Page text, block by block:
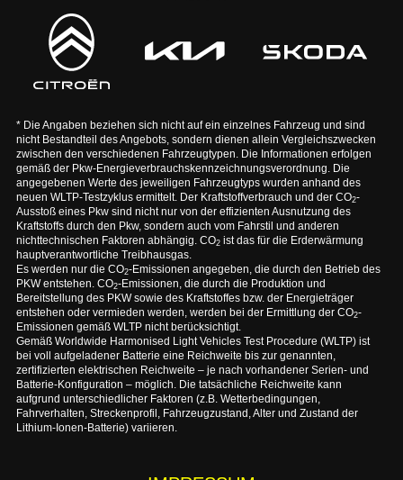
* Die Angaben beziehen sich nicht auf ein einzelnes Fahrzeug und sind
nicht Bestandteil des Angebots, sondern dienen allein Vergleichszwecken
zwischen den verschiedenen Fahrzeugtypen. Die Informationen erfolgen
gemäß der Pkw-Energieverbrauchskennzeichnungsverordnung. Die
angegebenen Werte des jeweiligen Fahrzeugtyps wurden anhand des
neuen WLTP-Testzyklus ermittelt. Der Kraftstoffverbrauch und der CO2-
Ausstoß eines Pkw sind nicht nur von der effizienten Ausnutzung des
Kraftstoffs durch den Pkw, sondern auch vom Fahrstil und anderen
nichttechnischen Faktoren abhängig. CO2ist das für die Erderwärmung
hauptverantwortliche Treibhausgas.
Es werden nur die CO2-Emissionen angegeben, die durch den Betrieb des
PKW entstehen. CO2-Emissionen, die durch die Produktion und
Bereitstellung des PKW sowie des Kraftstoffes bzw. der Energieträger
entstehen oder vermieden werden, werden bei der Ermittlung der CO2-
Emissionen gemäß WLTP nicht berücksichtigt.
Gemäß Worldwide Harmonised Light Vehicles Test Procedure (WLTP) ist
bei voll aufgeladener Batterie eine Reichweite bis zur genannten,
zertifizierten elektrischen Reichweite – je nach vorhandener Serien- und
Batterie-Konfiguration – möglich. Die tatsächliche Reichweite kann
aufgrund unterschiedlicher Faktoren (z.B. Wetterbedingungen,
Fahrverhalten, Streckenprofil, Fahrzeugzustand, Alter und Zustand der
Lithium-Ionen-Batterie) variieren.